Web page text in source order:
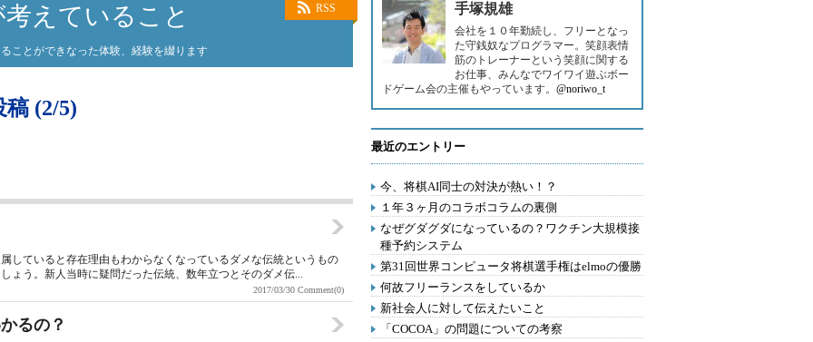
RSS
えていること
ことができなった体験、経験を綴ります
稿 (2/5)
していると存在理由もわからなくなっているダメな伝統というもの
ょう。新人当時に疑問だった伝統、数年立つとそのダメ伝...
2017/03/30 Comment(0)
るの？
手塚規雄
会社を１０年勤続し、フリーとなっ
た守銭奴なプログラマー。笑顔表情
筋のトレーナーという笑顔に関する
お仕事、みんなでワイワイ遊ぶボー
ドゲーム会の主催もやっています。 @noriwo_t
最近のエントリー
今、将棋AI同士の対決が熱い！？
１年３ヶ月のコラボコラムの裏側
なぜグダグダになっているの？ワクチン大規模接
種予約システム
第31回世界コンピュータ将棋選手権はelmoの優勝
何故フリーランスをしているか
新社会人に対して伝えたいこと
「COCOA」の問題についての考察